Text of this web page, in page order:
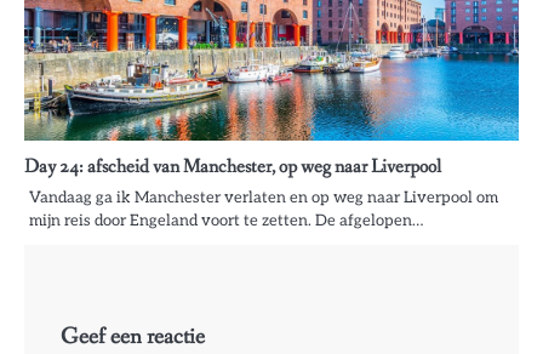
Day 24: afscheid van Manchester, op weg naar Liverpool
Vandaag ga ik Manchester verlaten en op weg naar Liverpool om
mijn reis door Engeland voort te zetten. De afgelopen…
Geef een reactie